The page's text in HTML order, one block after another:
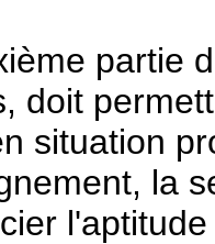
partie
doit
situation
la